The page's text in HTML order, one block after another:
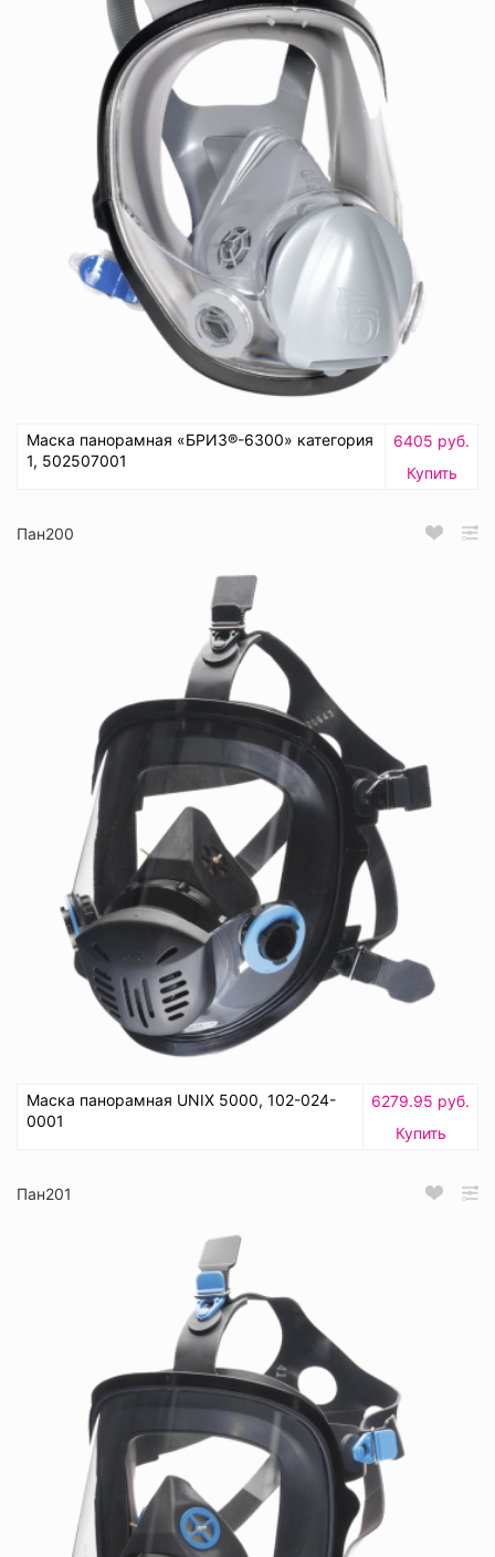
Маска панорамная «БРИЗ®-6300» категория
1, 502507001
6405 руб.
Купить
Пан200
Маска панорамная UNIX 5000, 102-024-
0001
6279.95 руб.
Купить
Пан201